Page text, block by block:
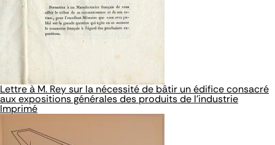
Lettre à M. Rey sur la nécessité de bâtir un édifice consacré
aux expositions générales des produits de l'industrie
Imprimé